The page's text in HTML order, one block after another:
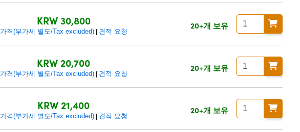
KRW 30,800
가격(부가세 별도/Tax excluded)| 견적 요청
20+개 보유
KRW 20,700
가격(부가세 별도/Tax excluded)| 견적 요청
20+개 보유
KRW 21,400
가격(부가세 별도/Tax excluded)| 견적 요청
20+개 보유